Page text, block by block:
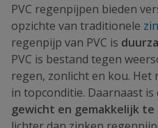
PVC regenpijpen bieden
opzichte van traditionele
regenpijp van PVC is
PVC is bestand tegen
regen, zonlicht en kou.
in topconditie. Daarnaast is
gewicht en gemakkelijk